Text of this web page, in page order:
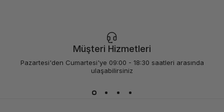
Müşteri Hizmetleri
Pazartesi'den Cumartesi'ye 09:00 - 18:30 saatleri arasında
ulaşabilirsiniz